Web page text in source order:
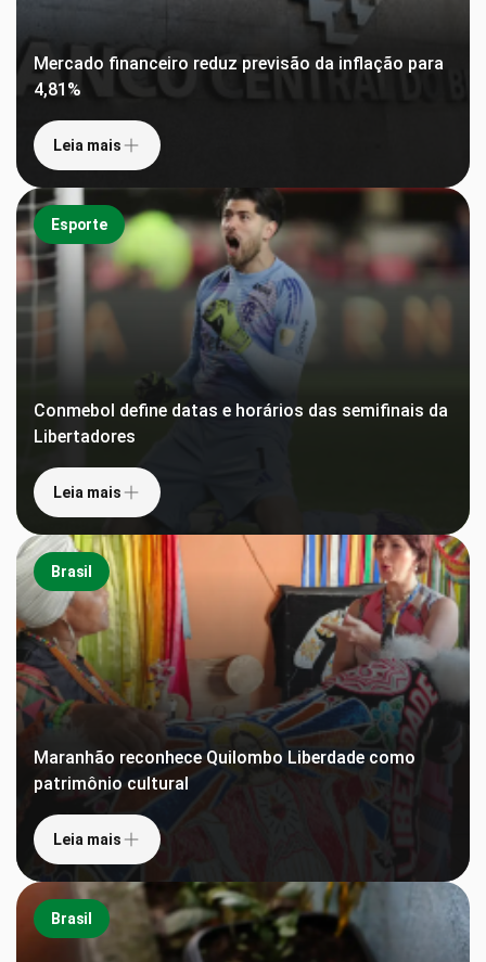
Mercado financeiro reduz previsão da inflação para
4,81%
Leia mais
Esporte
Conmebol define datas e horários das semifinais da
Libertadores
Leia mais
Brasil
Maranhão reconhece Quilombo Liberdade como
patrimônio cultural
Leia mais
Brasil